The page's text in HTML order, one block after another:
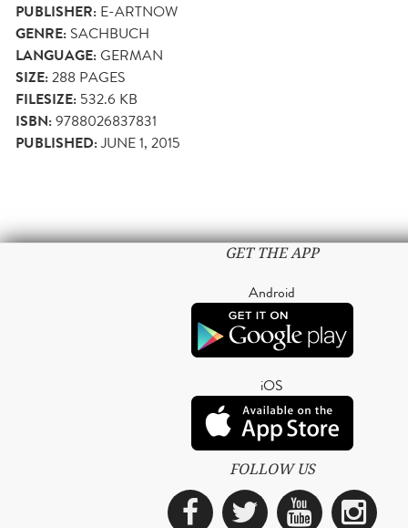
PUBLISHER: E-ARTNOW
GENRE: SACHBUCH
LANGUAGE:GERMAN
SIZE:288 PAGES
FILESIZE: 532.6 KB
ISBN:9788026837831
PUBLISHED:JUNE 1, 2015
GET THE APP
Android
iOS
FOLLOW US
Facebook
Twitter